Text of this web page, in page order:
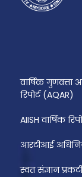
वार्षिक गुणवत्ता
रिपोर्ट (AQAR)
AIISH वार्षिक
आरटीआई
स्वत संज्ञान